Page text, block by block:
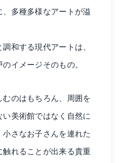
多種多様なアートが溢
和する現代アートは、
イメージそのもの。
のはもちろん、周囲を
美術館ではなく自然に
さなお子さんを連れた
れることが出来る貴重